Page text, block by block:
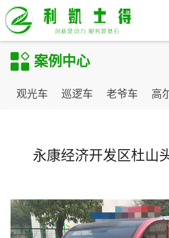
案例中心
观光车 巡逻车 老爷车 高
永康经济开发区杜山